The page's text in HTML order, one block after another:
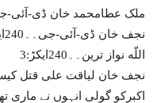
1:ملک عطامحمد خان ڈی-آئی-جی
2:نجف خان ڈی-آئی-جی۔۔240ایکڑ
3:اللّه نواز ترین۔۔240ایکڑ
نجف خان لیاقت علی قتل
اکبرکو گولی انہوں نے ماری